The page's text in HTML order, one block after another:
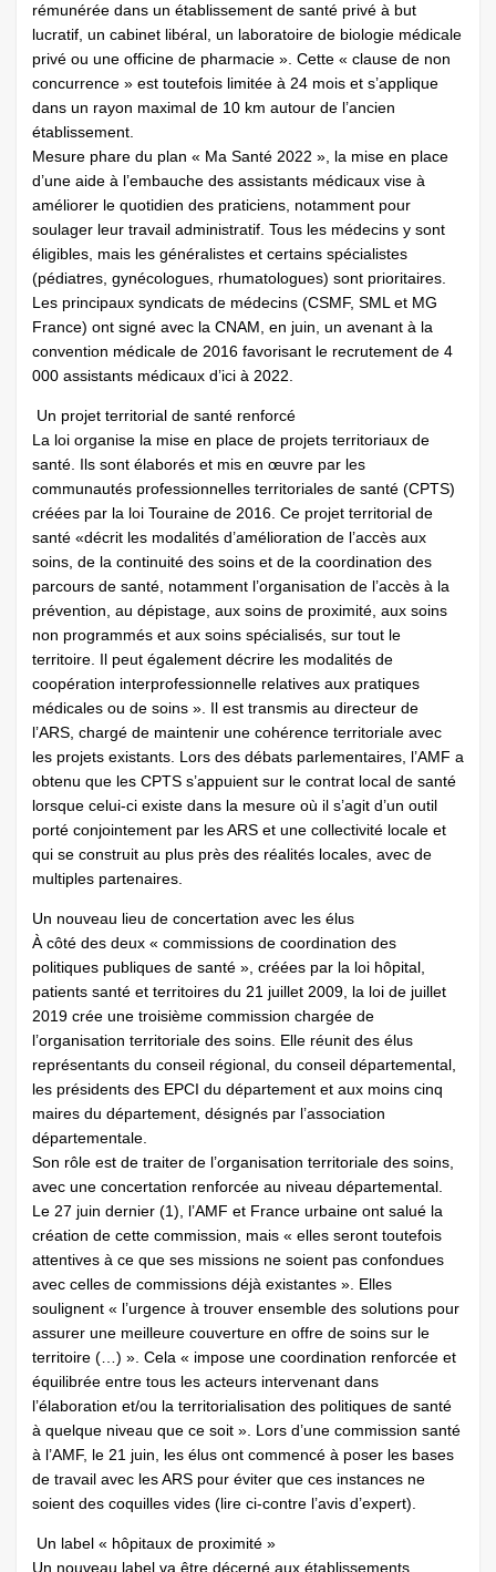
rémunérée dans un établissement de santé privé à but
lucratif, un cabinet libéral, un laboratoire de biologie médicale
privé ou une officine de pharmacie ». Cette « clause de non
concurrence » est toutefois limitée à 24 mois et s’applique
dans un rayon maximal de 10 km autour de l’ancien
établissement.
Mesure phare du plan « Ma Santé 2022 », la mise en place
d’une aide à l’embauche des assistants médicaux vise à
améliorer le quotidien des praticiens, notamment pour
soulager leur travail administratif. Tous les médecins y sont
éligibles, mais les généralistes et certains spécialistes
(pédiatres, gynécologues, rhumatologues) sont prioritaires.
Les principaux syndicats de médecins (CSMF, SML et MG
France) ont signé avec la CNAM, en juin, un avenant à la
convention médicale de 2016 favorisant le recrutement de 4
000 assistants médicaux d’ici à 2022.
Un projet territorial de santé renforcé
La loi organise la mise en place de projets territoriaux de
santé. Ils sont élaborés et mis en œuvre par les
communautés professionnelles territoriales de santé (CPTS)
créées par la loi Touraine de 2016. Ce projet territorial de
santé «décrit les modalités d’amélioration de l’accès aux
soins, de la continuité des soins et de la coordination des
parcours de santé, notamment l’organisation de l’accès à la
prévention, au dépistage, aux soins de proximité, aux soins
non programmés et aux soins spécialisés, sur tout le
territoire. Il peut également décrire les modalités de
coopération interprofessionnelle relatives aux pratiques
médicales ou de soins ». Il est transmis au directeur de
l’ARS, chargé de maintenir une cohérence territoriale avec
les projets existants. Lors des débats parlementaires, l’AMF a
obtenu que les CPTS s’appuient sur le contrat local de santé
lorsque celui-ci existe dans la mesure où il s’agit d’un outil
porté conjointement par les ARS et une collectivité locale et
qui se construit au plus près des réalités locales, avec de
multiples partenaires.
Un nouveau lieu de concertation avec les élus
À côté des deux « commissions de coordination des
politiques publiques de santé », créées par la loi hôpital,
patients santé et territoires du 21 juillet 2009, la loi de juillet
2019 crée une troisième commission chargée de
l’organisation territoriale des soins. Elle réunit des élus
représentants du conseil régional, du conseil départemental,
les présidents des EPCI du département et aux moins cinq
maires du département, désignés par l’association
départementale.
Son rôle est de traiter de l’organisation territoriale des soins,
avec une concertation renforcée au niveau départemental.
Le 27 juin dernier (1), l’AMF et France urbaine ont salué la
création de cette commission, mais « elles seront toutefois
attentives à ce que ses missions ne soient pas confondues
avec celles de commissions déjà existantes ». Elles
soulignent « l’urgence à trouver ensemble des solutions pour
assurer une meilleure couverture en offre de soins sur le
territoire (…) ». Cela « impose une coordination renforcée et
équilibrée entre tous les acteurs intervenant dans
l’élaboration et/ou la territorialisation des politiques de santé
à quelque niveau que ce soit ». Lors d’une commission santé
à l’AMF, le 21 juin, les élus ont commencé à poser les bases
de travail avec les ARS pour éviter que ces instances ne
soient des coquilles vides (lire ci-contre l’avis d’expert).
Un label « hôpitaux de proximité »
Un nouveau label va être décerné aux établissements